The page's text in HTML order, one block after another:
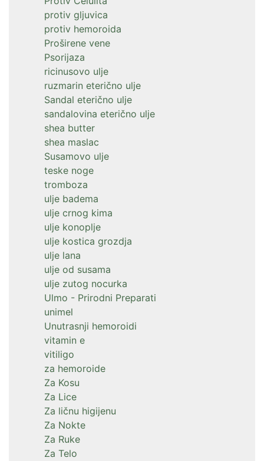
protiv gljuvica
protiv hemoroida
Proširene vene
Psorijaza
ricinusovo ulje
ruzmarin eterično ulje
Sandal eterično ulje
sandalovina eterično ulje
shea butter
shea maslac
Susamovo ulje
teske noge
tromboza
ulje badema
ulje crnog kima
ulje konoplje
ulje kostica grozdja
ulje lana
ulje od susama
ulje zutog nocurka
Ulmo - Prirodni Preparati
unimel
Unutrasnji hemoroidi
vitamin e
vitiligo
za hemoroide
Za Kosu
Za Lice
Za ličnu higijenu
Za Nokte
Za Ruke
Za Telo